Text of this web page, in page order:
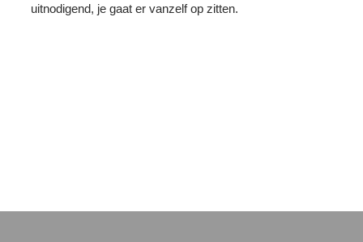
uitnodigend, je gaat er vanzelf op zitten.